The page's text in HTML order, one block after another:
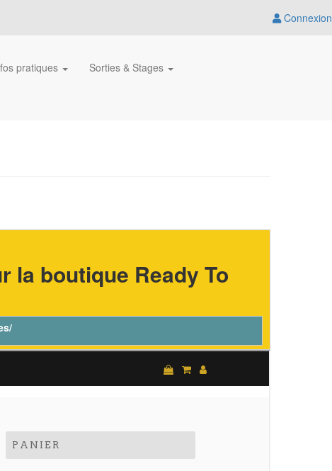
Connexion
pratiques Sorties & Stages
la boutique Ready To